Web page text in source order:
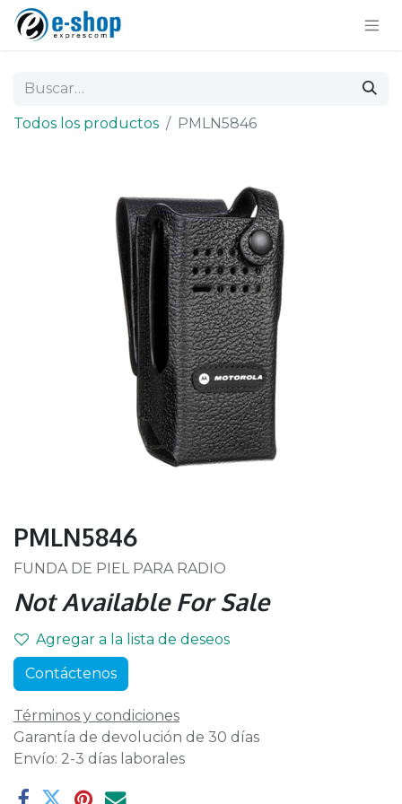
Todos los productos PMLN5846
PMLN5846
FUNDA DE PIEL PARA RADIO
Not Available For Sale
Agregar a la lista de deseos
Contáctenos
Términos y condiciones
Garantía de devolución de 30 días
Envío: 2-3 días laborales